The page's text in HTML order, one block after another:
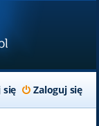
Zaloguj się
się